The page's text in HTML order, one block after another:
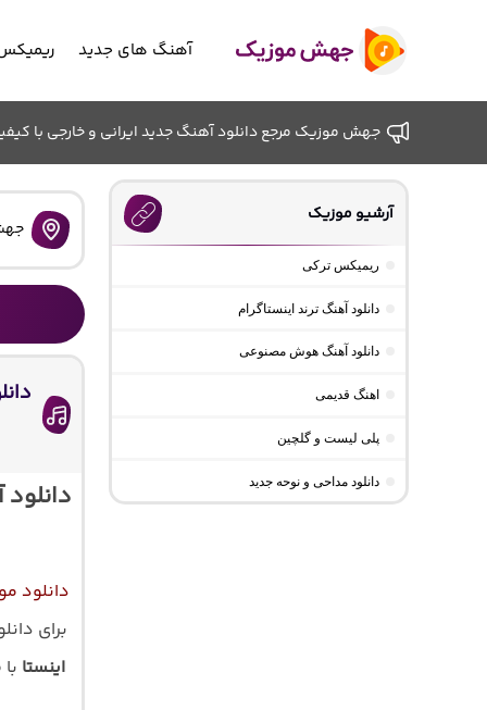
آهنگ های جدید
جهش موزیک مرجع دانلود آهنگ جدید ایرانی و خارجی با
دانلود
برای
اینستا
آرشیو موزیک
ریمیکس ترکی
دانلود آهنگ ترند اینستاگرام
دانلود آهنگ هوش مصنوعی
اهنگ قدیمی
پلی لیست و گلچین
دانلود مداحی و نوحه جدید